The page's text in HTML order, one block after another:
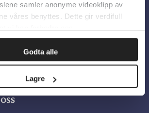
samler anonyme videoklipp av
våres benyttes. Dette gir verdifull
Godta alle
Lagre
informasjonskapsler